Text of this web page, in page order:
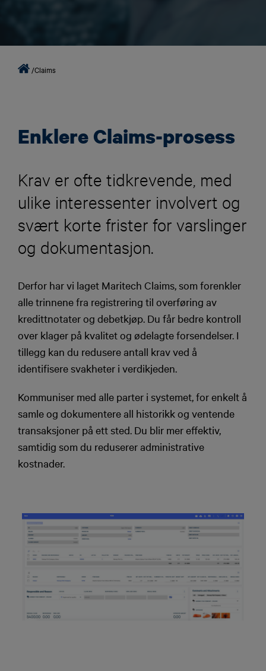
/Claims
Enklere Claims-prosess
Krav er ofte tidkrevende, med
ulike interessenter involvert og
svært korte frister for varslinger
og dokumentasjon.
Derfor har vi laget Maritech Claims, som forenkler
alle trinnene fra registrering til overføring av
kredittnotater og debetkjøp. Du får bedre kontroll
over klager på kvalitet og ødelagte forsendelser. I
tillegg kan du redusere antall krav ved å
identifisere svakheter i verdikjeden.
Kommuniser med alle parter i systemet, for enkelt å
samle og dokumentere all historikk og ventende
transaksjoner på ett sted. Du blir mer effektiv,
samtidig som du reduserer administrative
kostnader.